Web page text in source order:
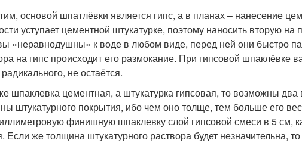
основой шпатлёвки является гипс, а в планах – нанесение
уступает цементной штукатурке, поэтому наносить вторую
«неравнодушны» к воде в любом виде, перед ней они быстро
на гипс происходит его размокание. При гипсовой шпаклёвке
не остаётся.
шпаклевка цементная, а штукатурка гипсовая, то возможны
штукатурного покрытия, ибо чем оно толще, тем больше его
финишную шпаклевку слой гипсовой смеси в 5 см,
Если же толщина штукатурного раствора будет незначительна,